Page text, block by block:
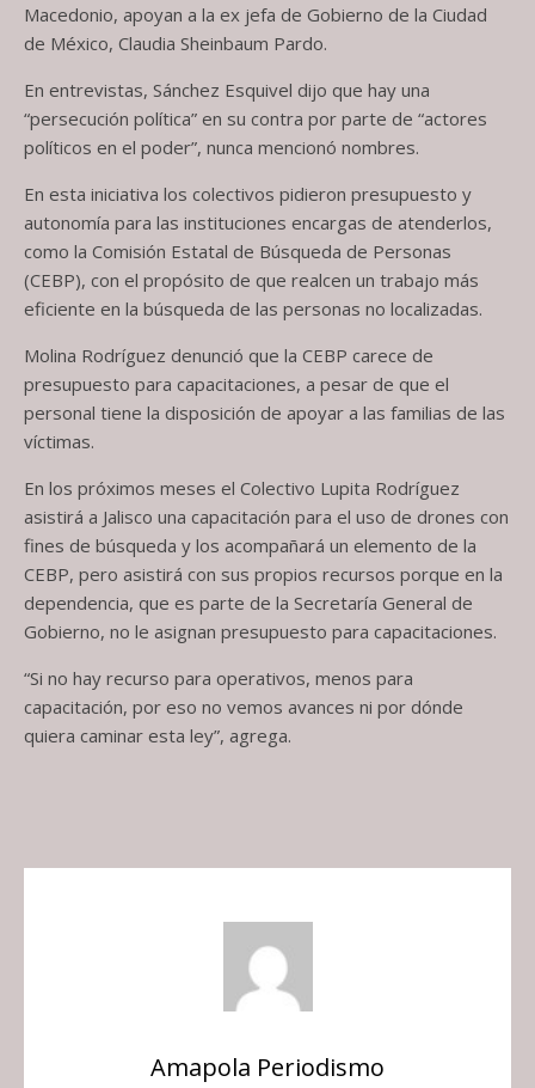
Macedonio, apoyan a la ex jefa de Gobierno de la Ciudad
de México, Claudia Sheinbaum Pardo.
En entrevistas, Sánchez Esquivel dijo que hay una
“persecución política” en su contra por parte de “actores
políticos en el poder”, nunca mencionó nombres.
En esta iniciativa los colectivos pidieron presupuesto y
autonomía para las instituciones encargas de atenderlos,
como la Comisión Estatal de Búsqueda de Personas
(CEBP), con el propósito de que realcen un trabajo más
eficiente en la búsqueda de las personas no localizadas.
Molina Rodríguez denunció que la CEBP carece de
presupuesto para capacitaciones, a pesar de que el
personal tiene la disposición de apoyar a las familias de las
víctimas.
En los próximos meses el Colectivo Lupita Rodríguez
asistirá a Jalisco una capacitación para el uso de drones con
fines de búsqueda y los acompañará un elemento de la
CEBP, pero asistirá con sus propios recursos porque en la
dependencia, que es parte de la Secretaría General de
Gobierno, no le asignan presupuesto para capacitaciones.
“Si no hay recurso para operativos, menos para
capacitación, por eso no vemos avances ni por dónde
quiera caminar esta ley”, agrega.
Amapola Periodismo